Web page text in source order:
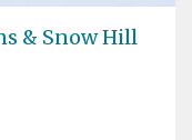
& Snow Hill